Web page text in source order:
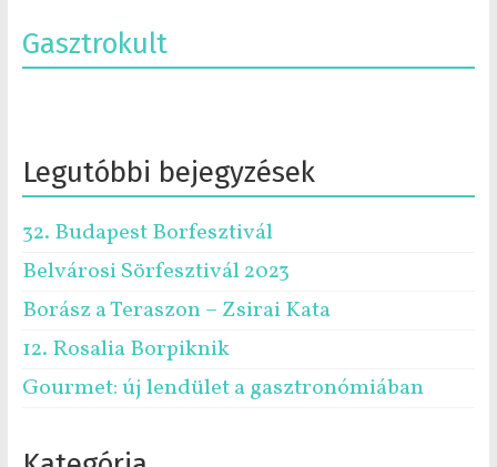
Gasztrokult
Legutóbbi bejegyzések
32. Budapest Borfesztivál
Belvárosi Sörfesztivál 2023
Borász a Teraszon – Zsirai Kata
12. Rosalia Borpiknik
Gourmet: új lendület a gasztronómiában